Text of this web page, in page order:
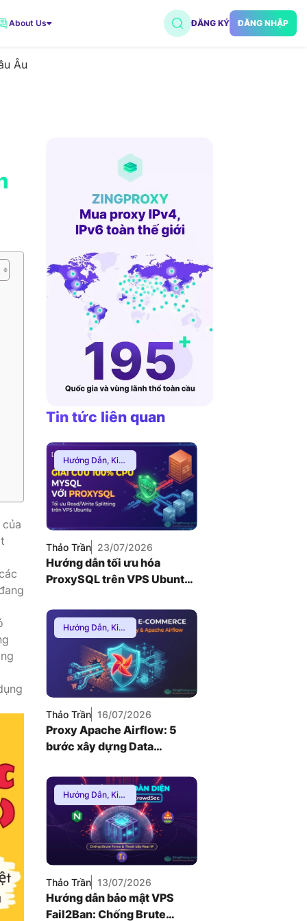
VNDC 18
15.000đ/Ngày
VNDC 20
35.000đ/Ngày
8.000đ/Ngày
20.000đ/Ngày
About Us ĐĂNG KÝ ĐĂNG NHẬP
Âu
Tin tức liên quan
Hướng Dẫn, Kiến
Thức Proxy
Thảo Trần 23/07/2026
Hướng dẫn tối ưu hóa
ProxySQL trên VPS Ubuntu
Database MySQL (2026)
Hướng Dẫn, Kiến
Thức Proxy,
Proxy Dân Cư
Thảo Trần 16/07/2026
Proxy Apache Airflow: 5
bước xây dựng Data
chống Rate-limit
Hướng Dẫn, Kiến
Thức Proxy,
Mạng Internnet
Thảo Trần 13/07/2026
Hướng dẫn bảo mật VPS
Fail2Ban: Chống Brute